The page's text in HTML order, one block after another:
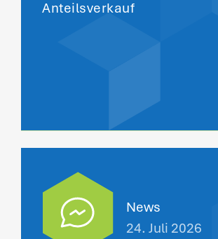
Anteilsverkauf
News
24. Juli 2026